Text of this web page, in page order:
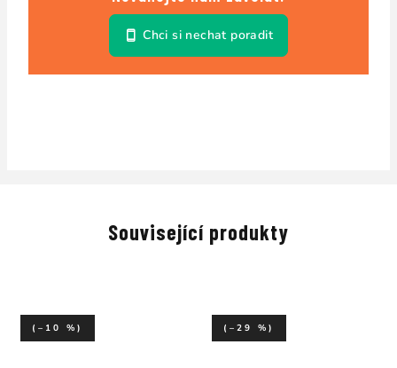
Chci si nechat poradit
Související produkty
(–10 %) (–29 %)